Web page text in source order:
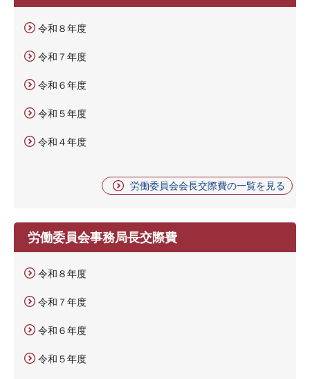
令和８年度
令和７年度
令和６年度
令和５年度
令和４年度
労働委員会会長交際費の一覧を見る
労働委員会事務局長交際費
令和８年度
令和７年度
令和６年度
令和５年度